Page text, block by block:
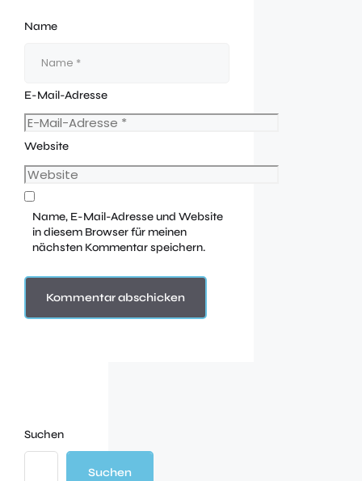
Name
E-Mail-Adresse
Website
Name, E-Mail-Adresse und Website
in diesem Browser für meinen
nächsten Kommentar speichern.
Suchen
Suchen